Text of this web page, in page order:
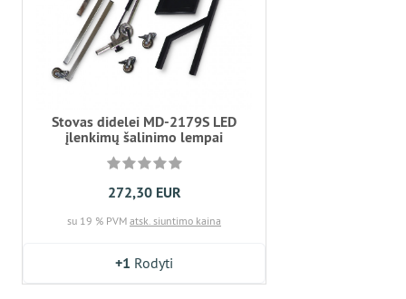
Stovas didelei MD-2179S LED
įlenkimų šalinimo lempai
272,30 EUR
su 19 % PVM atsk. siuntimo kaina
+1 Rodyti